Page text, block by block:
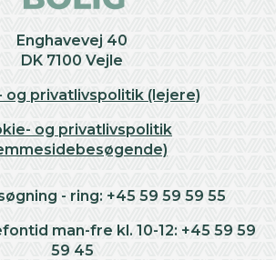
Enghavevej 40
DK 7100 Vejle
og privatlivspolitik (lejere)
og privatlivspolitik
- ring: +45 59 59 59 55
man-fre kl. 10-12: +45 59 59
59 45